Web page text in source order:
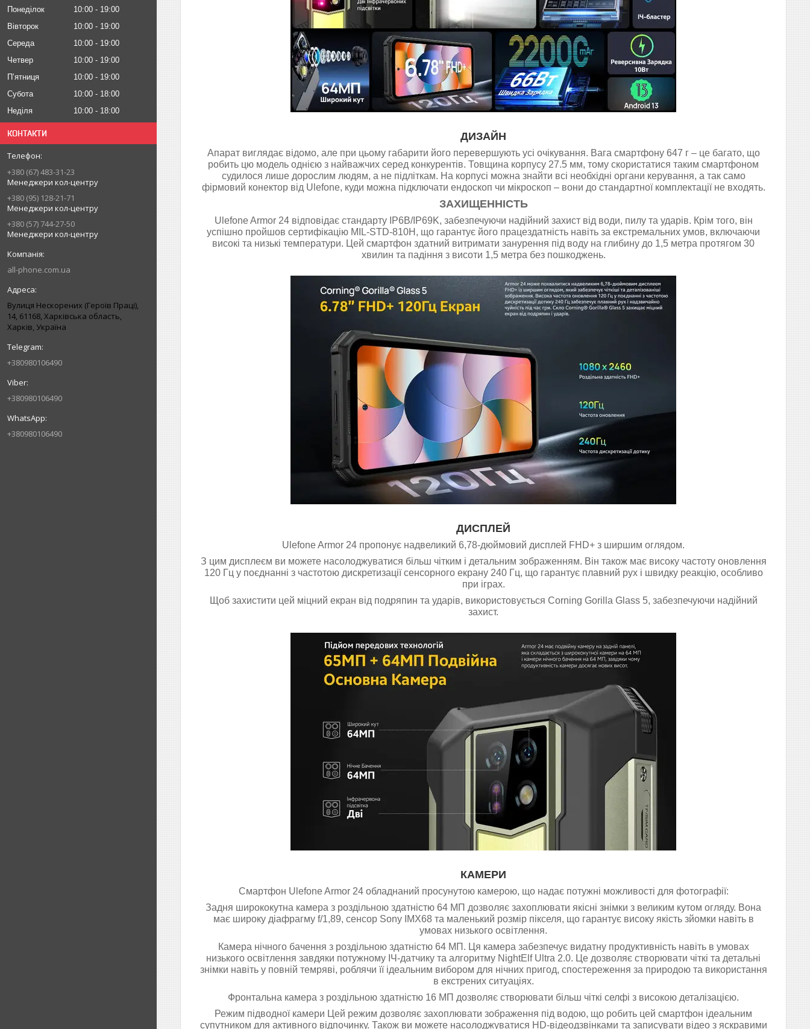
Понеділок 10:00
19:00
Вівторок
10:00
19:00
Середа
10:00
19:00
Четвер
10:00
19:00
Пʼятниця
10:00
19:00
Субота
10:00
18:00
Неділя
10:00 18:00
КОНТАКТИ
+380 (67) 483-31-23
Менеджери кол-центру
+380 (95) 128-21-71
Менеджери кол-центру
+380 (57) 744-27-50
Менеджери кол-центру
all-phone.com.ua
Вулиця Нескорених (Героїв Праці),
14, 61168, Харківська область,
Харків, Україна
+380980106490
+380980106490
+380980106490
ДИЗАЙН
Апарат виглядає відомо, але при цьому габарити його перевершують усі очікування. Вага смартфону 647 г – це багато, що
робить цю модель однією з найважчих серед конкурентів. Товщина корпусу 27.5 мм, тому скористатися таким смартфоном
судилося лише дорослим людям, а не підліткам. На корпусі можна знайти всі необхідні органи керування, а так само
фірмовий конектор від Ulefone, куди можна підключати ендоскоп чи мікроскоп – вони до стандартної комплектації не входять.
ЗАХИЩЕННІСТЬ
Ulefone Armor 24 відповідає стандарту IP6B/IP69K, забезпечуючи надійний захист від води, пилу та ударів. Крім того, він
успішно пройшов сертифікацію MIL-STD-810H, що гарантує його працездатність навіть за екстремальних умов, включаючи
високі та низькі температури. Цей смартфон здатний витримати занурення під воду на глибину до 1,5 метра протягом 30
хвилин та падіння з висоти 1,5 метра без пошкоджень.
ДИСПЛЕЙ
Ulefone Armor 24 пропонує надвеликий 6,78-дюймовий дисплей FHD+ з ширшим оглядом.
З цим дисплеєм ви можете насолоджуватися більш чітким і детальним зображенням. Він також має високу частоту оновлення
120 Гц у поєднанні з частотою дискретизації сенсорного екрану 240 Гц, що гарантує плавний рух і швидку реакцію, особливо
при іграх.
Щоб захистити цей міцний екран від подряпин та ударів, використовується Corning Gorilla Glass 5, забезпечуючи надійний
захист.
КАМЕРИ
Смартфон Ulefone Armor 24 обладнаний просунутою камерою, що надає потужні можливості для фотографії:
Задня ширококутна камера з роздільною здатністю 64 МП дозволяє захоплювати якісні знімки з великим кутом огляду. Вона
має широку діафрагму f/1,89, сенсор Sony IMX68 та маленький розмір пікселя, що гарантує високу якість зйомки навіть в
умовах низького освітлення.
Камера нічного бачення з роздільною здатністю 64 МП. Ця камера забезпечує видатну продуктивність навіть в умовах
низького освітлення завдяки потужному ІЧ-датчику та алгоритму NightElf Ultra 2.0. Це дозволяє створювати чіткі та детальні
знімки навіть у повній темряві, роблячи її ідеальним вибором для нічних пригод, спостереження за природою та використання
в екстрених ситуаціях.
Фронтальна камера з роздільною здатністю 16 МП дозволяє створювати більш чіткі селфі з високою деталізацією.
Режим підводної камери Цей режим дозволяє захоплювати зображення під водою, що робить цей смартфон ідеальним
супутником для активного відпочинку. Також ви можете насолоджуватися HD-відеодзвінками та записувати відео з яскравими